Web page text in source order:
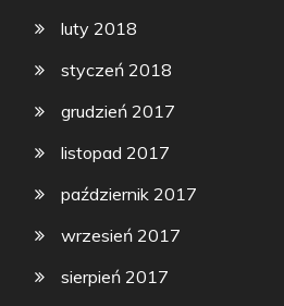
luty 2018
styczeń 2018
grudzień 2017
listopad 2017
październik 2017
wrzesień 2017
sierpień 2017